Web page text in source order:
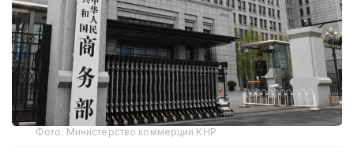
Фото: Министерство коммерции КНР